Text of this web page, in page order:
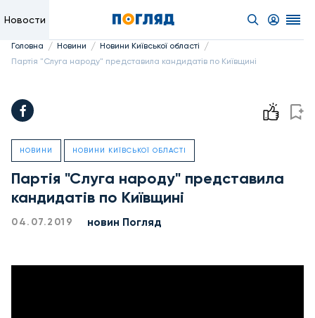
Новости
Головна / Новини / Новини Київської області /
Партія "Слуга народу" представила кандидатів по Київщині
НОВИНИ НОВИНИ КИЇВСЬКОЇ ОБЛАСТІ
Партія "Слуга народу" представила
кандидатів по Київщині
04.07.2019 новин Погляд